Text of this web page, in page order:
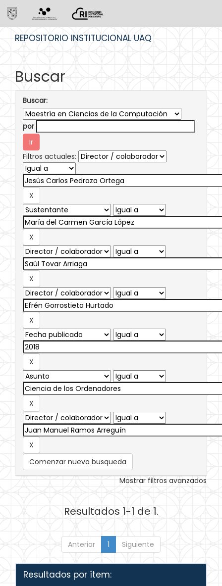
REPOSITORIO INSTITUCIONAL UAQ
Buscar
Buscar:
por
Filtros actuales:
Comenzar nueva busqueda
Mostrar filtros avanzados
Resultados 1-1 de 1.
Anterior 1 Siguiente
Resultados por ítem: